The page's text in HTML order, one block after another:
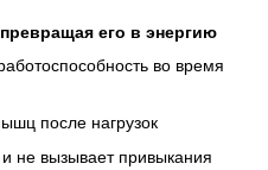
его в энергию
во время
после нагрузок
не вызывает привыкания